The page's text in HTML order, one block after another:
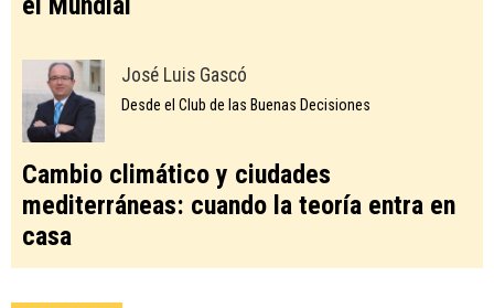
José Luis Gascó
Desde el Club de las Buenas Decisiones
Cambio climático y ciudades
mediterráneas: cuando la teoría entra en
casa